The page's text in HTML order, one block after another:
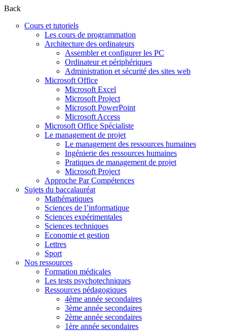
Back
Cours et tutoriels
Les cours de programmation
Architecture des ordinateurs
Assembler et configurer les PC
Ordinateur et périphériques
Administration et sécurité des sites web
Microsoft Office
Microsoft Excel
Microsoft Project
Microsoft PowerPoint
Microsoft Access
Microsoft Office Spécialiste
Le management de projet
Le management des ressources humaines
Ingénierie des ressources humaines
Pratiques de management de projet
Microsoft Project
Approche Par Compétences
Sujets du baccalauréat
Mathématiques
Sciences de l’informatique
Sciences expérimentales
Sciences techniques
Economie et gestion
Lettres
Sport
Nos ressources
Formation médicales
Les tests psychotechniques
Ressources pédagogiques
4ème année secondaires
3ème année secondaires
2ème année secondaires
1ère année secondaires